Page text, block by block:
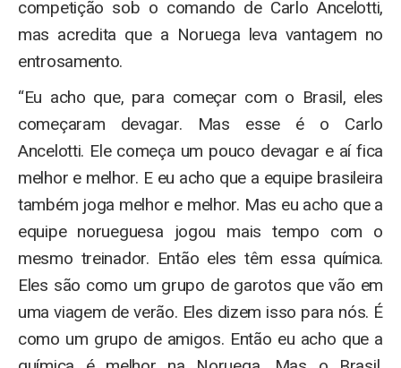
competição sob o comando de Carlo Ancelotti,
mas acredita que a Noruega leva vantagem no
entrosamento.
“Eu acho que, para começar com o Brasil, eles
começaram devagar. Mas esse é o Carlo
Ancelotti. Ele começa um pouco devagar e aí fica
melhor e melhor. E eu acho que a equipe brasileira
também joga melhor e melhor. Mas eu acho que a
equipe norueguesa jogou mais tempo com o
mesmo treinador. Então eles têm essa química.
Eles são como um grupo de garotos que vão em
uma viagem de verão. Eles dizem isso para nós. É
como um grupo de amigos. Então eu acho que a